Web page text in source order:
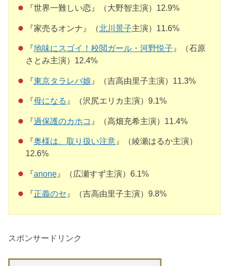
『世界一難しい恋』（大野智主演）12.9%
『家売るオンナ』（北川景子主演）11.6%
『地味にスゴイ！校閲ガール・河野悦子 』（石原
さとみ主演）12.4%
『東京タラレバ娘 』（吉高由里子主演）11.3%
『母になる 』（沢尻エリカ主演）9.1%
『過保護のカホコ 』（高畑充希主演）11.4%
『奥様は、取り 扱い注意』（綾瀬はるか主演）
12.6%
『anone』（広瀬すず主演）6.1%
『正義のセ 』（吉高由里子主演）9.8%
スポンサードリンク